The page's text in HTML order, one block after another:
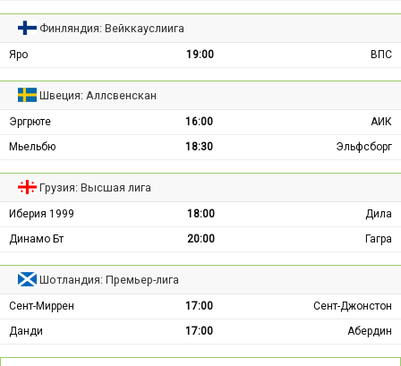
Финляндия: Вейккауслиига
Яро 19:00 ВПС
Швеция: Аллсвенскан
Эргрюте 16:00
АИК
Мьельбю
18:30 Эльфсборг
Грузия: Высшая лига
Иберия 1999 18:00
Дила
Динамо Бт
20:00 Гагра
Шотландия: Премьер-лига
Сент-Миррен 17:00
Сент-Джонстон
Данди
17:00 Абердин